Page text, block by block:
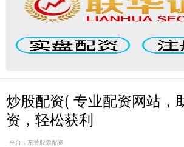
炒股配资( 专业配资网站，
资，轻松获利
平台：东莞股票配资